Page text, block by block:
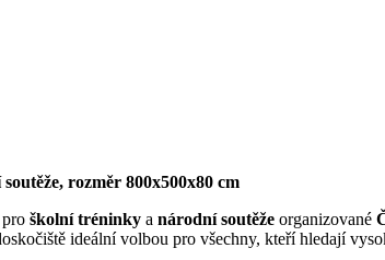
rozměr 800x500x80 cm
školní tréninky a národní soutěže organizované
ideální volbou pro všechny, kteří hledají